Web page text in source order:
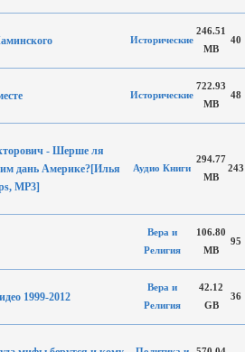
Исторические
246.51
MB
40
Исторические
722.93
MB
48
- Шерше ля
дань Америке?[Илья
MP3]
Аудио Книги
294.77
MB
243
Вера и
Религия
106.80
MB
95
1999-2012
Вера и
Религия
42.12
GB
36